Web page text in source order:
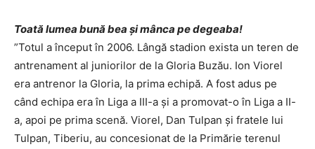
Toată lumea bună bea și mânca pe degeaba!
”Totul a început în 2006. Lângă stadion exista un teren de
antrenament al juniorilor de la Gloria Buzău. Ion Viorel
era antrenor la Gloria, la prima echipă. A fost adus pe
când echipa era în Liga a III-a și a promovat-o în Liga a II-
a, apoi pe prima scenă. Viorel, Dan Tulpan și fratele lui
Tulpan, Tiberiu, au concesionat de la Primărie terenul